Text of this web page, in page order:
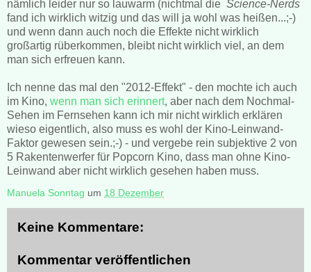
nämlich leider nur so lauwarm (nichtmal die Science-Nerds
fand ich wirklich witzig und das will ja wohl was heißen...;-)
und wenn dann auch noch die Effekte nicht wirklich
großartig rüberkommen, bleibt nicht wirklich viel, an dem
man sich erfreuen kann.
Ich nenne das mal den "2012-Effekt" - den mochte ich auch
im Kino, wenn man sich erinnert, aber nach dem Nochmal-
Sehen im Fernsehen kann ich mir nicht wirklich erklären
wieso eigentlich, also muss es wohl der Kino-Leinwand-
Faktor gewesen sein.;-) - und vergebe rein subjektive 2 von
5 Rakentenwerfer für Popcorn Kino, dass man ohne Kino-
Leinwand aber nicht wirklich gesehen haben muss.
Manuela Sonntag um 18 Dezember
Keine Kommentare:
Kommentar veröffentlichen